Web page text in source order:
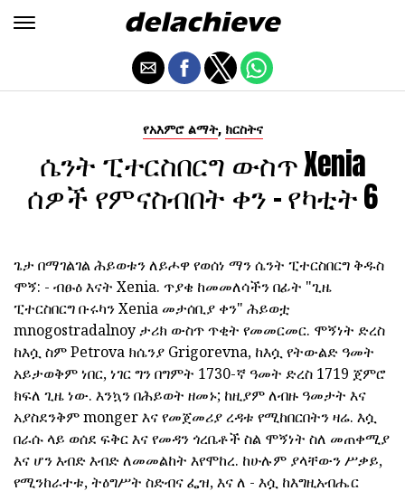
የአእምሮ ልማት, ክርስትና
ሴንት ፒተርስበርግ ውስጥ Xenia
ሰዎች የምናስብበት ቀን - የካቲት 6
ጌታ በማገልገል ሕይወቱን ለይሖዋ የወሰነ ማን ሴንት ፒተርስበርግ ቅዱስ
ሞኝ: - ብፁዕ እናት Xenia. ጥያቄ ከመመለሳችን በፊት "ጊዜ
ፒተርስበርግ ቡሩካን Xenia መታሰቢያ ቀን" ሕይወቷ
mnogostradalnoy ታሪክ ውስጥ ጥቂት የመመርመር. ሞኝነት ድረስ
ከእሷ ስም Petrova ክሴንያ Grigorevna, ከእሷ የትውልድ ዓመት
አይታወቅም ነበር, ነገር ግን በግምት 1730-ኛ ዓመት ድረስ 1719 ጀምሮ
ክፍለ ጊዜ ነው. እንኳን በሕይወት ዘመኑ; ከዚያም ለብዙ ዓመታት እና
አያስደንቅም monger እና የመጀመሪያ ረዳቱ የሚከበርበትን ዛሬ. እሷ
በራሱ ላይ ወሰደ ፍቅር እና የመዳን ጎረቤቶች ስል ሞኝነት ስለ መጠቀሚያ
እና ሆን እብድ እብድ ለመመልከት እየሞከረ. ከሁሉም ያላቸውን ሥቃይ,
የሚንከራተቱ, ትዕግሥት ስድብና ፌዝ, እና ለ - እሷ ከእግዚአብሔር